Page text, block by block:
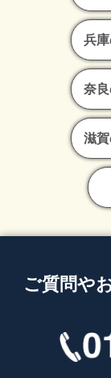
兵
奈
滋
ご質問や